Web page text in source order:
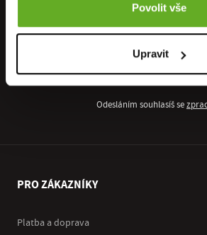
Povolit vše
Upravit
Neunikne Ti nic z nejnovějších akcí,
neváhej a přihláš se k odběru..
Přihlásit se k odběru newsletteru
Odesláním souhlasíš se
PRO ZÁKAZNÍKY
Platba a doprava